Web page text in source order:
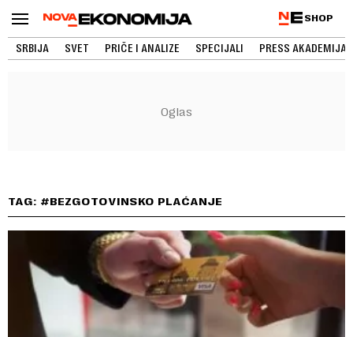
SHOP
SRBIJA SVET PRIČE I ANALIZE SPECIJALI PRESS AKADEMIJA
TAG: #BEZGOTOVINSKO PLAĆANJE